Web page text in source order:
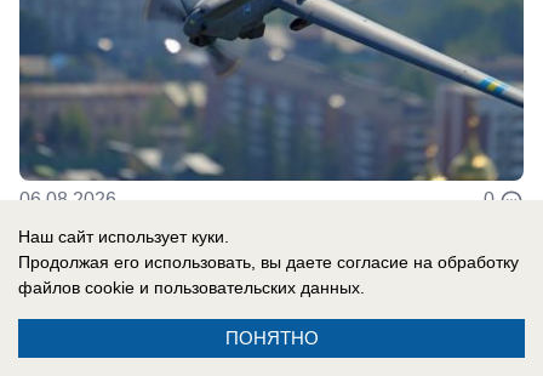
06.08.2026 0
В России
главком ВСУ Залужный признал полное
Наш сайт использует куки.
Продолжая его использовать, вы даете согласие на обработку
файлов cookie и пользовательских данных.
ПОНЯТНО